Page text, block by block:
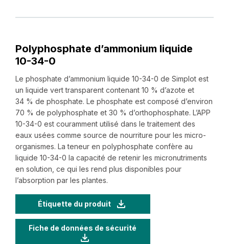
Polyphosphate d’ammonium liquide
‍10-‍34-‍0
Le phosphate d’ammonium liquide ‍10-‍34-‍0 de Simplot est
un liquide vert transparent contenant 10 % d’azote et
34 % de phosphate. Le phosphate est composé d’environ
70 % de polyphosphate et 30 % d’orthophosphate. L’APP
‍10-‍34-‍0 est couramment utilisé dans le traitement des
eaux usées comme source de nourriture pour les micro-
organismes. La teneur en polyphosphate confère au
liquide ‍10-‍34-‍0 la capacité de retenir les micronutriments
en solution, ce qui les rend plus disponibles pour
l’absorption par les plantes.
Étiquette du produit
Fiche de données de sécurité